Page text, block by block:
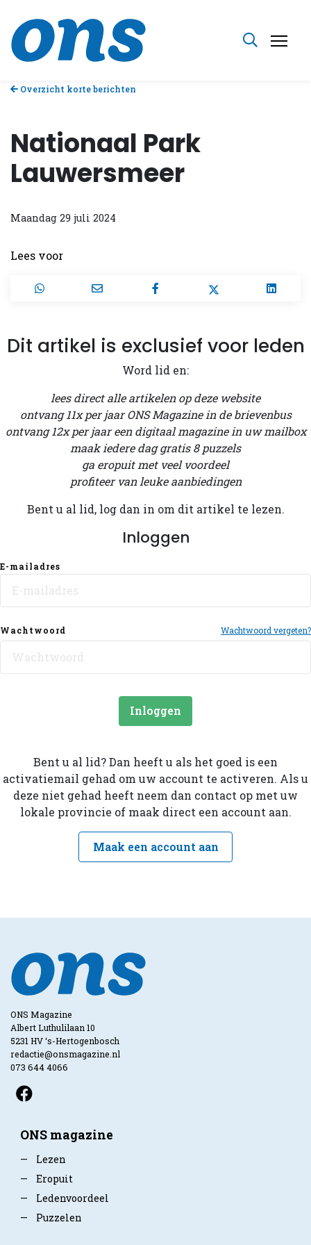
Overzicht korte berichten
Nationaal Park
Lauwersmeer
Maandag 29 juli 2024
Lees voor
Dit artikel is exclusief voor leden
Word lid en:
lees direct alle artikelen op deze website
ontvang 11x per jaar ONS Magazine in de brievenbus
ontvang 12x per jaar een digitaal magazine in uw mailbox
maak iedere dag gratis 8 puzzels
ga eropuit met veel voordeel
profiteer van leuke aanbiedingen
Bent u al lid, log dan in om dit artikel te lezen.
Inloggen
E-mailadres
Wachtwoord Wachtwoord vergeten?
Inloggen
Bent u al lid? Dan heeft u als het goed is een
activatiemail gehad om uw account te activeren. Als u
deze niet gehad heeft neem dan contact op met uw
lokale provincie of maak direct een account aan.
Maak een account aan
ONS Magazine
Albert Luthulilaan 10
5231 HV ‘s-Hertogenbosch
redactie@onsmagazine.nl
073 644 4066
ONS magazine
—
Lezen
—
Eropuit
—
Ledenvoordeel
—
Puzzelen